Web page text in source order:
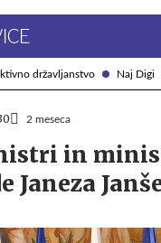
državljanstvo Naj Digi
2 meseca
in
Janeza